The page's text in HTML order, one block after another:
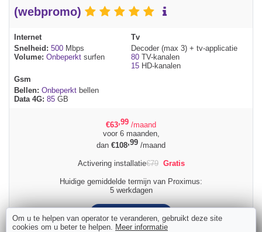
(webpromo)
Internet
Snelheid: 500 Mbps
Volume: Onbeperkt surfen
Tv
Decoder (max 3) + tv-applicatie
80 TV-kanalen
15 HD-kanalen
Gsm
Bellen: Onbeperkt bellen
Data 4G: 85 GB
€63,99 /maand
voor 6 maanden,
dan €108,99 /maand
Activering installatie€79 Gratis
Huidige gemiddelde termijn van Proximus:
5 werkdagen
Bestellen
Om u te helpen van operator te veranderen, gebruikt deze site
cookies om u beter te helpen. Meer informatie